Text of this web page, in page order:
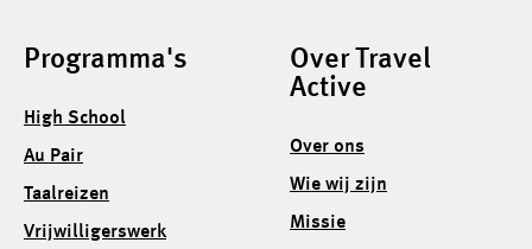
Programma's
High School
Au Pair
Taalreizen
Vrijwilligerswerk
Over Travel
Active
Over ons
Wie wij zijn
Missie